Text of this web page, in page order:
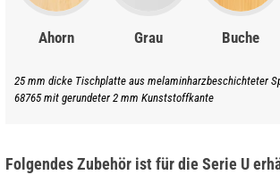
Ahorn Grau Buche
25 mm dicke Tischplatte aus melaminharzbeschichteter
68765 mit gerundeter 2 mm Kunststoffkante
Folgendes Zubehör ist für die Serie U